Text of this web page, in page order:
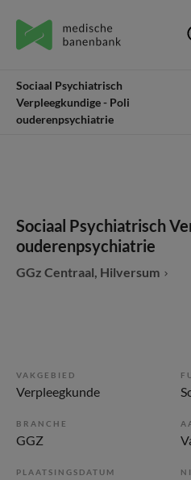
Sociaal Psychiatrisch
Verpleegkundige - Poli
ouderenpsychiatrie
Sociaal Psychiatrisch
ouderenpsychiatrie
GGz Centraal, Hilversum
VAKGEBIED
Verpleegkunde
BRANCHE
GGZ
PLAATSINGSDATUM